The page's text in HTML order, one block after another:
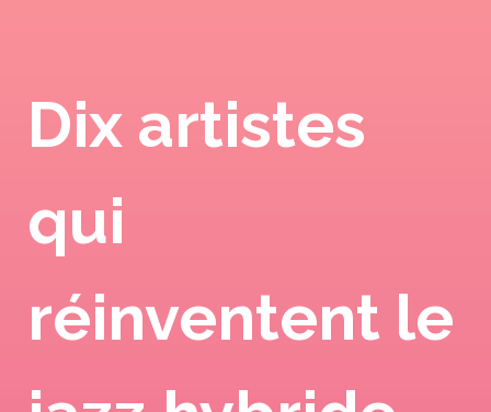
Dix artistes
qui
réinventent le